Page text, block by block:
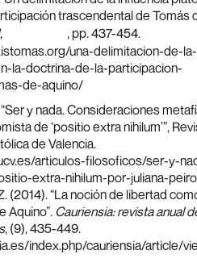
trascendental de Tomás
,
, pp. 437-454.
una-delimitacion-de-la-
la-doctrina-de-la-participacion-
de-aquino/
y nada. Consideraciones
de ‘positio extra nihilum’”,
de Valencia.
articulos-filosoficos/ser-y-
extra-nihilum-por-juliana-
(2014). “La noción de libertad
Aquino”. Cauriensia: revista anual
, (9), 435-449.
index.php/cauriensia/article/